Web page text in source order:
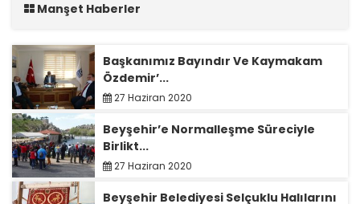
Manşet Haberler
Başkanımız Bayındır Ve Kaymakam
Özdemir’...
27 Haziran 2020
Beyşehir’e Normalleşme Süreciyle
Birlikt...
27 Haziran 2020
Beyşehir Belediyesi Selçuklu Halılarını